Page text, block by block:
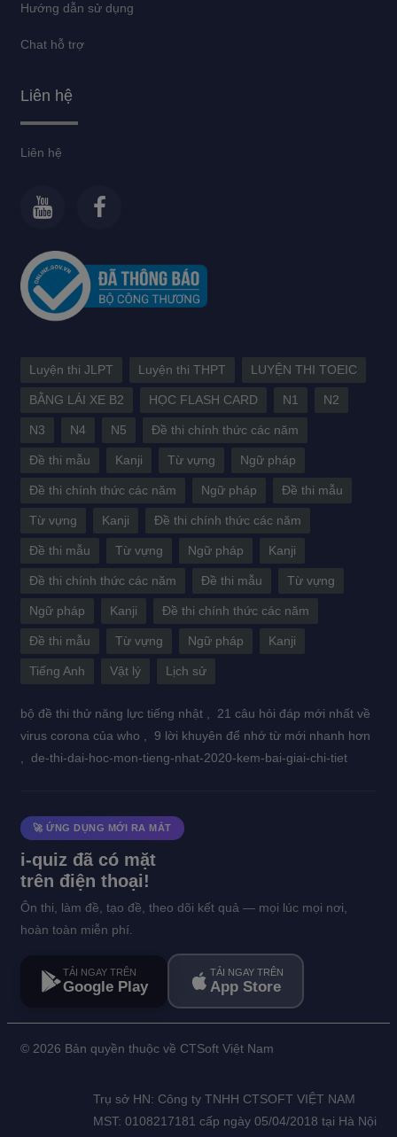
Hướng dẫn sử dụng
Chat hỗ trợ
Liên hệ
Liên hệ
Luyện thi JLPT Luyện thi THPT LUYỆN THI TOEIC
BẰNG LÁI XE B2 HỌC FLASH CARD N1 N2
N3 N4 N5 Đề thi chính thức các năm
Đề thi mẫu Kanji Từ vựng Ngữ pháp
Đề thi chính thức các năm Ngữ pháp Đề thi mẫu
Từ vựng Kanji Đề thi chính thức các năm
Đề thi mẫu Từ vựng Ngữ pháp Kanji
Đề thi chính thức các năm Đề thi mẫu Từ vựng
Ngữ pháp Kanji Đề thi chính thức các năm
Đề thi mẫu Từ vựng Ngữ pháp Kanji
Tiếng Anh Vật lý Lịch sử
bộ đề thi thử năng lực tiếng nhật ,
21 câu hỏi đáp mới nhất về
virus corona của who ,
9 lời khuyên để nhớ từ mới nhanh hơn
de-thi-dai-hoc-mon-tieng-nhat-2020-kem-bai-giai-chi-tiet
🚀 ỨNG DỤNG MỚI RA MẮT
i-quiz đã có mặt
trên điện thoại!
Ôn thi, làm đề, tạo đề, theo dõi kết quả — mọi lúc mọi nơi,
hoàn toàn miễn phí.
TẢI NGAY TRÊN
Google Play
TẢI NGAY TRÊN
App Store
© 2026 Bản quyền thuộc về CTSoft Việt Nam
Trụ sở HN: Công ty TNHH CTSOFT VIỆT NAM
MST: 0108217181 cấp ngày 05/04/2018 tại Hà Nội